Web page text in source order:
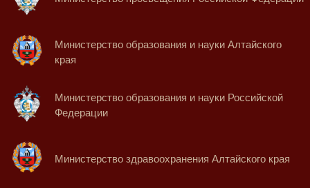
Министерство образования и науки Алтайского
края
Министерство образования и науки Российской
Федерации
Министерство здравоохранения Алтайского края